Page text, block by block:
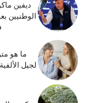
ديفين
الوطنيين
ما هو
لجيل